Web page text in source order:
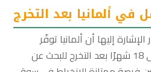
في ألمانيا بعد التخرج
إليها أن ألمانيا توفّر
إمكانية البقاء لمدة تصل إلى 18 شهرًا بعد التخرج للبحث عن